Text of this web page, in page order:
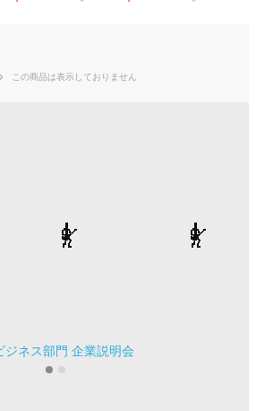
この商品は表示しておりません